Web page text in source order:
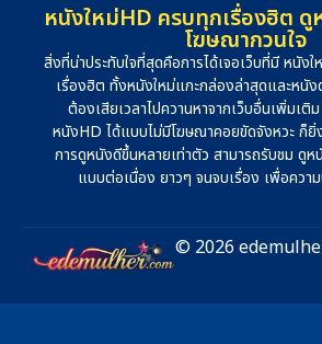
หนังใหม่HD ครบทุกเรื่องฮิต ดู
โฆษณากวนใจ
สิ่งที่น่าประทับใจที่สุดคือการได้เจอเว็บที่มี หนัง
เรื่องฮิต ทั้งหนังใหม่แกะกล่องล่าสุดและหนัง
ต้องเสียเวลาไปควานหาจากเว็บอื่นเพิ่มเติ
หนังHD ได้แบบไม่มีโฆษณาคอยขัดจังหวะ ก็ยิ่
การดูหนังดีขึ้นหลายเท่าตัว สามารถรับชม ดู
แบบต่อเนื่อง ยาวๆ จนจบเรื่อง เพื่อควา
© 2026